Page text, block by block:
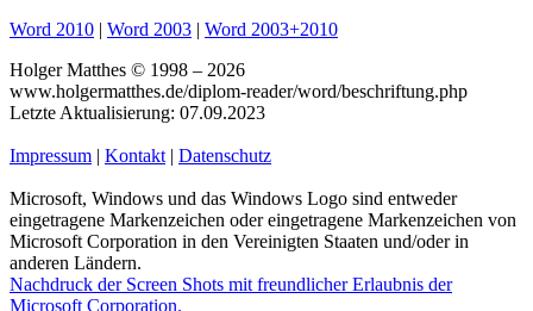
Word 2010 | Word 2003 | Word 2003+2010
Holger Matthes © 1998 – 2026
www.holgermatthes.de/diplom-reader/word/beschriftung.php
Letzte Aktualisierung: 07.09.2023
Impressum | Kontakt | Datenschutz
Microsoft, Windows und das Windows Logo sind entweder
eingetragene Markenzeichen oder eingetragene Markenzeichen von
Microsoft Corporation in den Vereinigten Staaten und/oder in
anderen Ländern.
Nachdruck der Screen Shots mit freundlicher Erlaubnis der
Microsoft Corporation.